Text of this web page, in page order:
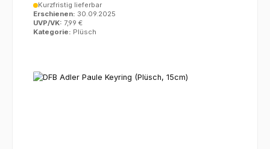
Kurzfristig lieferbar
Erschienen: 30.09.2025
UVP/VK: 7,99 €
Kategorie: Plüsch